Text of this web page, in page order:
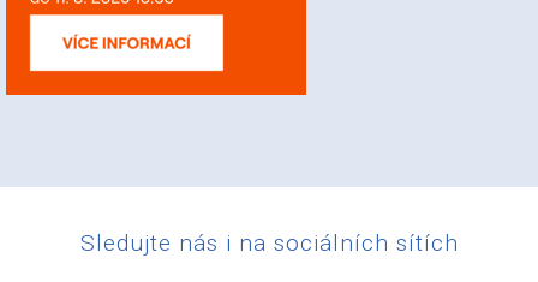
Sledujte nás i na sociálních sítích